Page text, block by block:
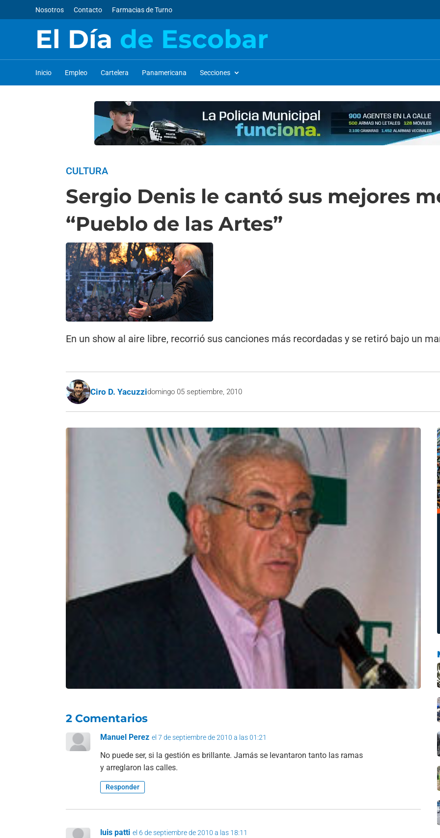
Nosotros Contacto Farmacias de Turno
El Día de Escobar
Inicio Empleo Cartelera Panamericana Secciones
CULTURA
Sergio Denis le cantó sus mejores
“Pueblo de las Artes”
En un show al aire libre, recorrió sus canciones más recordadas y se retiró bajo un
Ciro D. Yacuzzidomingo 05 septiembre, 2010
2 Comentarios
Manuel Perez el 7 de septiembre de 2010 a las 01:21
No puede ser, si la gestión es brillante. Jamás se levantaron tanto las ramas
y arreglaron las calles.
Responder
luis patti el 6 de septiembre de 2010 a las 18:11